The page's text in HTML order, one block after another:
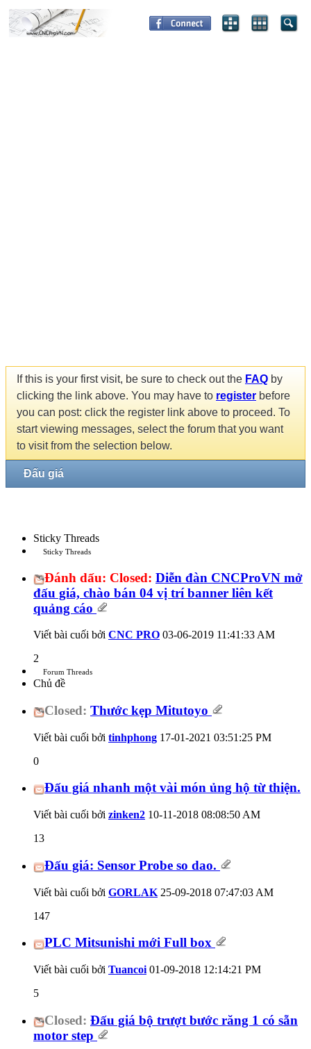
If this is your first visit, be sure to check out the FAQ by
clicking the link above. You may have to register before
you can post: click the register link above to proceed. To
start viewing messages, select the forum that you want
to visit from the selection below.
Đấu giá
Sticky Threads
Sticky Threads
Đánh dấu: Closed: Diễn đàn CNCProVN mở
đấu giá, chào bán 04 vị trí banner liên kết
quảng cáo
Viết bài cuối bởi CNC PRO 03-06-2019 11:41:33 AM
2
Forum Threads
Chủ đề
Closed: Thước kẹp Mitutoyo
Viết bài cuối bởi tinhphong 17-01-2021 03:51:25 PM
0
Đấu giá nhanh một vài món ủng hộ từ thiện.
Viết bài cuối bởi zinken2 10-11-2018 08:08:50 AM
13
Đấu giá: Sensor Probe so dao.
Viết bài cuối bởi GORLAK 25-09-2018 07:47:03 AM
147
PLC Mitsunishi mới Full box
Viết bài cuối bởi Tuancoi 01-09-2018 12:14:21 PM
5
Closed: Đấu giá bộ trượt bước răng 1 có sẵn
motor step